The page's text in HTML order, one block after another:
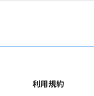
利用規約